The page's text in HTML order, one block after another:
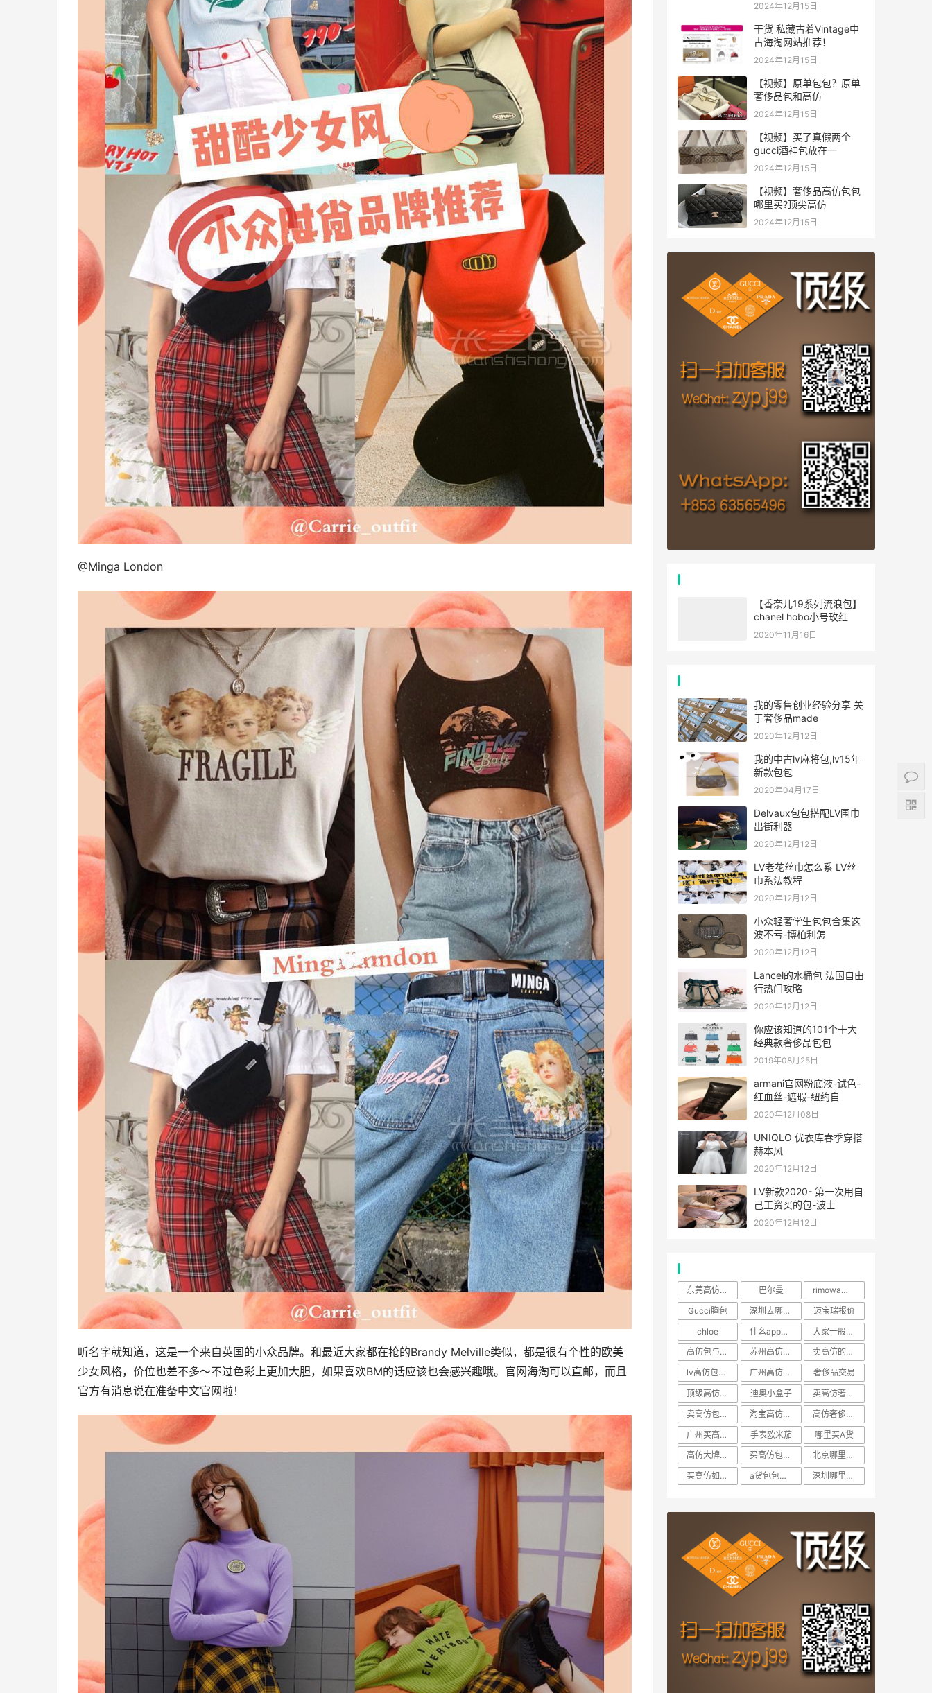
@Minga London
听名字就知道，这是一个来自英国的小众品牌。和最近大家都在抢的Brandy Melville类似，都是很有个性的欧美
少女风格，价位也差不多～不过色彩上更加大胆，如果喜欢BM的话应该也会感兴趣哦。官网海淘可以直邮，而且
官方有消息说在准备中文官网啦！
2024年12月15日
干货 私藏古着Vintage中
古海淘网站推荐！
2024年12月15日
【视频】原单包包？原单
奢侈品包和高仿
2024年12月15日
【视频】买了真假两个
gucci酒神包放在一
2024年12月15日
【视频】奢侈品高仿包包
哪里买?顶尖高仿
2024年12月15日
【香奈儿19系列流浪包】
chanel hobo小号玫红
2020年11月16日
我的零售创业经验分享 关
于奢侈品made
2020年12月12日
我的中古lv麻将包,lv15年
新款包包
2020年04月17日
Delvaux包包搭配LV围巾
出街利器
2020年12月12日
LV老花丝巾怎么系 LV丝
巾系法教程
2020年12月12日
小众轻奢学生包包合集这
波不亏-博柏利怎
2020年12月12日
Lancel的水桶包 法国自由
行热门攻略
2020年12月12日
你应该知道的101个十大
经典款奢侈品包包
2019年08月25日
armani官网粉底液-试色-
红血丝-遮瑕-纽约自
2020年12月08日
UNIQLO 优衣库春季穿搭
赫本风
2020年12月12日
LV新款2020- 第一次用自
己工资买的包-波士
2020年12月12日
东莞高仿包包去厚街哪里买 巴尔曼
rimowa官网
Gucci胸包
深圳去哪里买a货包包
迈宝瑞报价
chloe
什么app能买高仿品牌包
大家一般买奢侈品包在哪里
高仿包与正版的区别
苏州高仿包一条街在哪
卖高仿的APP
lv高仿包包多少钱一个
广州高仿包比价
奢侈品交易
顶级高仿包能看出来是假的
迪奥小盒子
卖高仿奢侈品
卖高仿包怎么介绍自己
淘宝高仿包包店铺推荐
高仿奢侈品在哪里买
广州买高仿的包
手表欧米茄
哪里买A货
高仿大牌包包在哪里买
买高仿包去哪个网站
北京哪里有卖高仿运动的
买高仿如何不被看出来
a货包包厂家直销微信 深圳哪里卖高仿奢侈品